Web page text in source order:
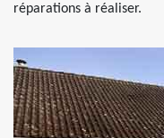
réparations à réaliser.